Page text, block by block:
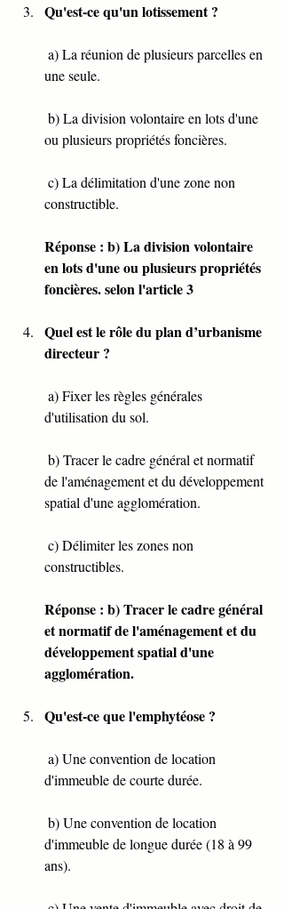
Qu'est-ce qu'un lotissement ?
une seule.
ou plusieurs propriétés foncières.
constructible.
Réponse : b) La division volontaire
en lots d'une ou plusieurs propriétés
foncières. selon l'article 3
Quel est le rôle du plan d’urbanisme
directeur ?
d'utilisation du sol.
de l'aménagement et du développement
spatial d'une agglomération.
constructibles.
Réponse : b) Tracer le cadre général
et normatif de l'aménagement et du
développement spatial d'une
agglomération.
Qu'est-ce que l'emphytéose ?
d'immeuble de courte durée.
d'immeuble de longue durée (18 à 99
ans).